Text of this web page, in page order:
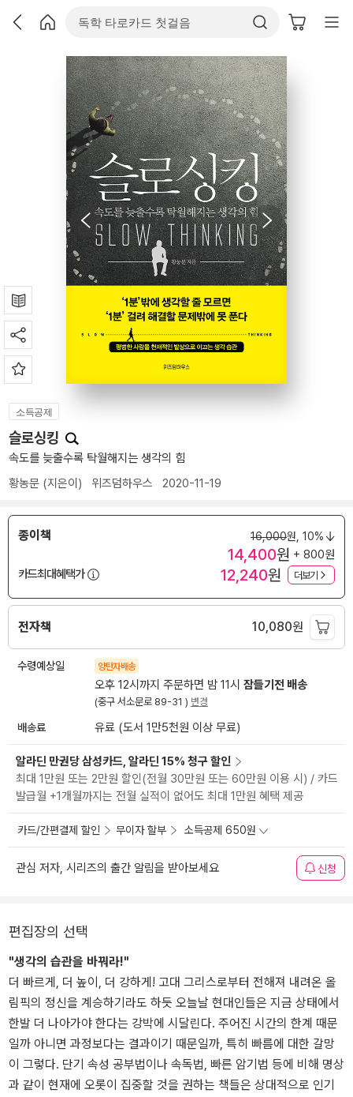
소득공제
슬로싱킹
속도를 늦출수록 탁월해지는 생각의 힘
황농문 (지은이) 위즈덤하우스 2020-11-19
종이책 16,000원, 10%
14,400원 + 800원
카드최대혜택가
12,240원 더보기
전자책 10,080원
수령예상일 양탄자배송
오후 12시까지 주문하면 밤 11시 잠들기전 배송
(중구 서소문로 89-31 ) 변경
배송료 유료 (도서 1만5천원 이상 무료)
알라딘 만권당 삼성카드, 알라딘 15% 청구 할인
최대 1만원 또는 2만원 할인(전월 30만원 또는 60만원 이용 시) / 카드
발급월 +1개월까지는 전월 실적이 없어도 최대 1만원 혜택 제공
카드/간편결제 할인 무이자 할부 소득공제 650원
관심 저자, 시리즈의 출간 알림을 받아보세요 신청
편집장의 선택
"생각의 습관을 바꿔라!"
더 빠르게, 더 높이, 더 강하게! 고대 그리스로부터 전해져 내려온 올
림픽의 정신을 계승하기라도 하듯 오늘날 현대인들은 지금 상태에서
한발 더 나아가야 한다는 강박에 시달린다. 주어진 시간의 한계 때문
일까 아니면 과정보다는 결과이기 때문일까, 특히 빠름에 대한 갈망
이 그렇다. 단기 속성 공부법이나 속독법, 빠른 암기법 등에 비해 명상
과 같이 현재에 오롯이 집중할 것을 권하는 책들은 상대적으로 인기